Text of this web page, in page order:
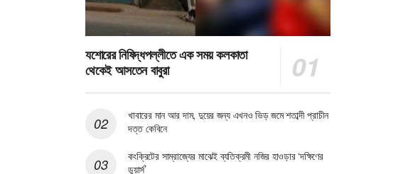
যশোরের নিষিদ্ধপল্লীতে এক সময় কলকাতা
থেকেই আসতেন বাবুরা
খাবারের মান আর দাম, দুয়ের জন্য এখনও ভিড় জমে শতাব্দী প্রাচীন
দত্ত কেবিনে
কংক্রিটের সাম্রাজ্যের মাঝেই ব্যতিক্রমী নজির হাওড়ার ‘দক্ষিণের
ডুয়ার্স’